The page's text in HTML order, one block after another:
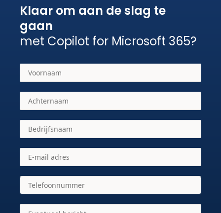
Klaar om aan de slag te
gaan
met Copilot for Microsoft 365?